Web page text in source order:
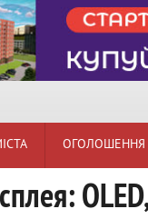
ОГОЛОШЕННЯ